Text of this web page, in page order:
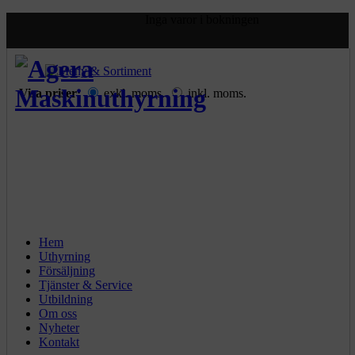
Visa priser: exkl. moms. inkl. moms.
Hem
Uthyrning
Försäljning
Tjänster & Service
Utbildning
Om oss
Nyheter
Kontakt